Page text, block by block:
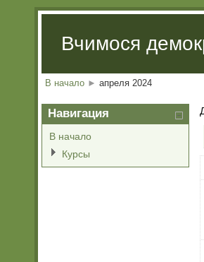
Вчимося
В начало ► апреля 2024
Навигация
В начало
Курсы